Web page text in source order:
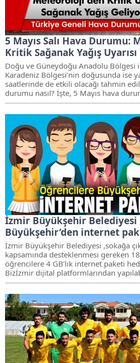
5 Mayıs Salı Hava Durumu:
Kritik Sağanak Yağış Uyarısı
Doğu ve Güneydoğu Anadolu Bölgesi
Karadeniz Bölgesi’nin doğusunda ise
saatlerinde de etkili olacağı tahmin
durumu nasıl? İşte, 5 Mayıs hava
İzmir Büyükşehir
Büyükşehir’den internet
İzmir Büyükşehir Belediyesi ,sokağa
kapsamında desteklenmesi gereken
öğrencilere 4 GB’lık internet paketi
Bizİzmir dijital platformlarından